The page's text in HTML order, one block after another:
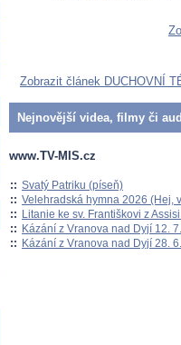
Zobrazit článek DUCHOVNÍ
Nejnovější videa, filmy či
www.TV-MIS.cz
:: Svatý Patriku (píseň)
:: Velehradská hymna 2026 (Hej,
:: Litanie ke sv. Františkovi z
:: Kázání z Vranova nad Dyjí 12.
:: Kázání z Vranova nad Dyjí 28.